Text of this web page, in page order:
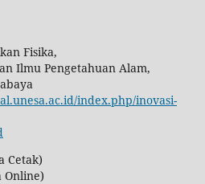
Fisika,
Ilmu Pengetahuan Alam,
index.php/inovasi-
Cetak)
Online)